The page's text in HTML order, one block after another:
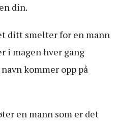
din.
ditt smelter for en mann
i magen hver gang
kommer opp på
en mann som er det